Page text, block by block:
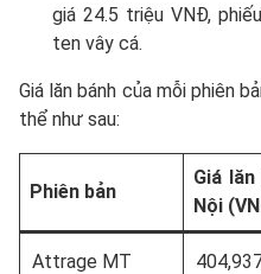
giá 24.5 triệu VNĐ,
ten vây cá.
Giá lăn bánh của mỗi phiên
thể như sau:
Phiên bản
Giá
Nội
Attrage MT